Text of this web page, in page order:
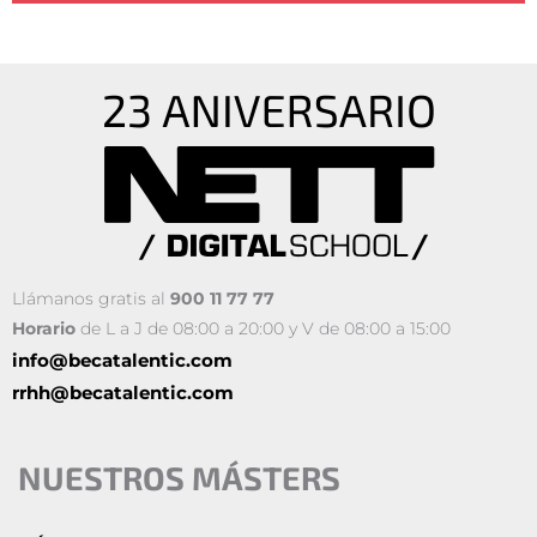
Llámanos gratis al 900 11 77 77
Horario de L a J de 08:00 a 20:00 y V de 08:00 a 15:00
info@becatalentic.com
rrhh@becatalentic.com
NUESTROS MÁSTERS